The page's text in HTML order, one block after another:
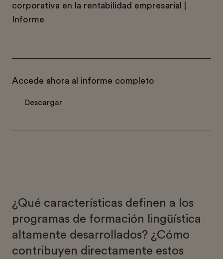
corporativa en la rentabilidad empresarial |
Informe
Accede ahora al informe completo
Descargar
¿Qué características definen a los
programas de formación lingüística
altamente desarrollados? ¿Cómo
contribuyen directamente estos